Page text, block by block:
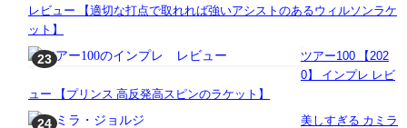
レビュー 【適切な打点で取れれば強いアシストのあるウィルソンラケ
ット】
ツアー100 【202
0】 インプレ レビ
ュー 【プリンス 高反発高スピンのラケット】
美しすぎる カミラ